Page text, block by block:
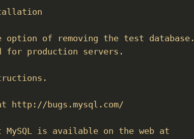
of removing the test database.
for production servers.
http://bugs.mysql.com/
is available on the web at